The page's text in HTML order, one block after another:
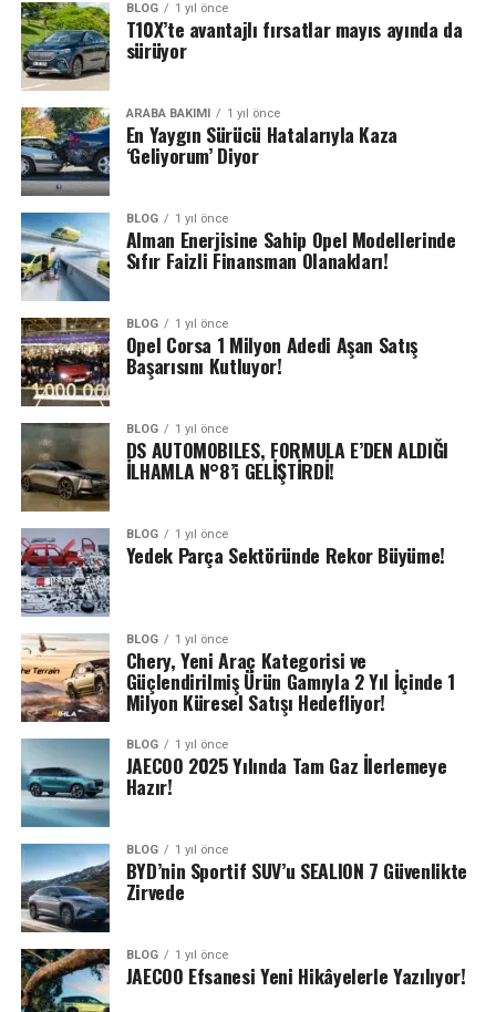
BLOG 1 yıl önce
T10X’te avantajlı fırsatlar mayıs ayında da
sürüyor
ARABA BAKIMI 1 yıl önce
En Yaygın Sürücü Hatalarıyla Kaza
‘Geliyorum’ Diyor
BLOG 1 yıl önce
Alman Enerjisine Sahip Opel Modellerinde
Sıfır Faizli Finansman Olanakları!
BLOG 1 yıl önce
Opel Corsa 1 Milyon Adedi Aşan Satış
Başarısını Kutluyor!
BLOG 1 yıl önce
DS AUTOMOBILES, FORMULA E’DEN ALDIĞI
İLHAMLA N°8’i GELİŞTİRDİ!
BLOG 1 yıl önce
Yedek Parça Sektöründe Rekor Büyüme!
BLOG 1 yıl önce
Chery, Yeni Araç Kategorisi ve
Güçlendirilmiş Ürün Gamıyla 2 Yıl İçinde 1
Milyon Küresel Satışı Hedefliyor!
BLOG 1 yıl önce
JAECOO 2025 Yılında Tam Gaz İlerlemeye
Hazır!
BLOG 1 yıl önce
BYD’nin Sportif SUV’u SEALION 7 Güvenlikte
Zirvede
BLOG 1 yıl önce
JAECOO Efsanesi Yeni Hikâyelerle Yazılıyor!